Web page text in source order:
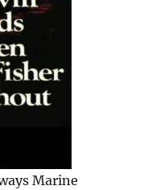
Marine